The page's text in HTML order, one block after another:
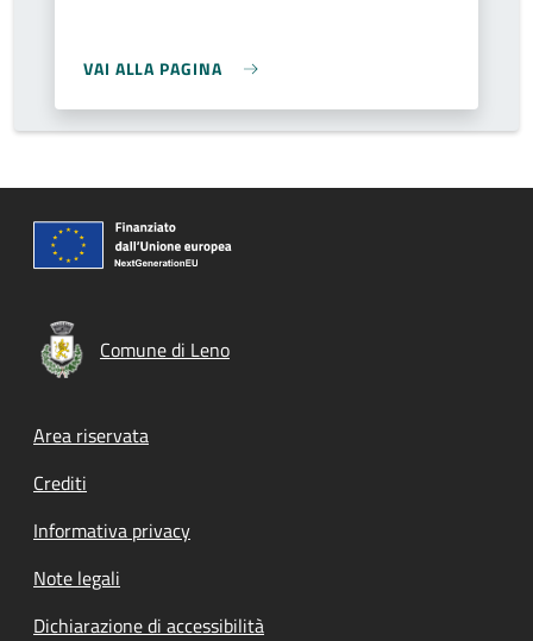
VAI ALLA PAGINA
Comune di Leno
Footer menu
Area riservata
Crediti
Informativa privacy
Note legali
Dichiarazione di accessibilità